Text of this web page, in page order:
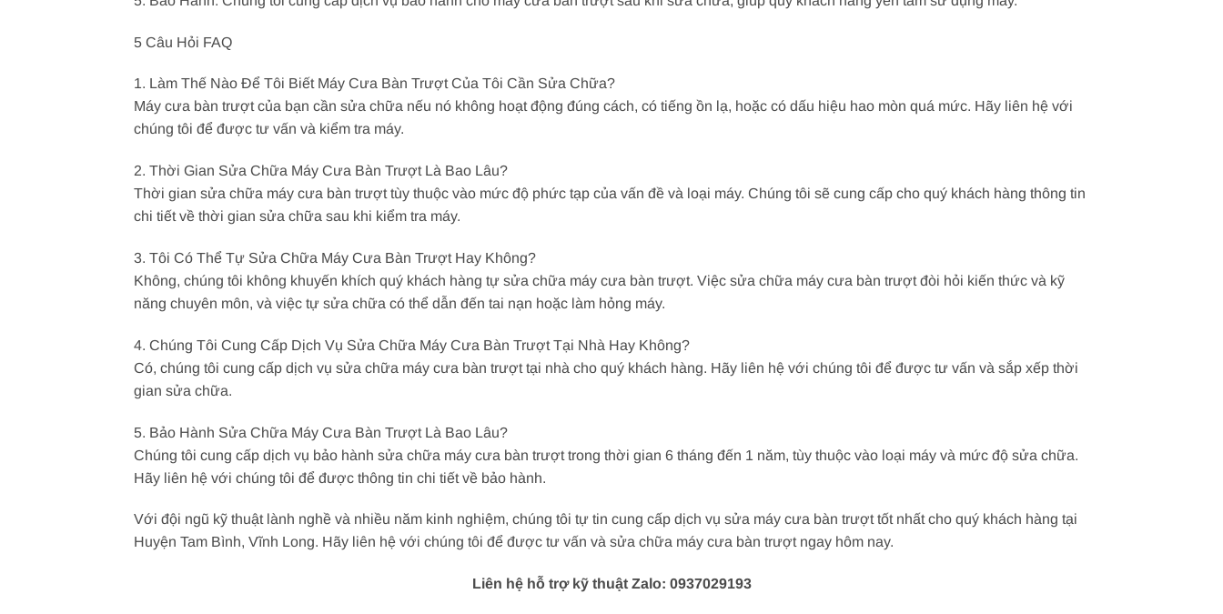
5 Câu Hỏi FAQ
1. Làm Thế Nào Để Tôi Biết Máy Cưa Bàn Trượt Của Tôi Cần Sửa Chữa?
Máy cưa bàn trượt của bạn cần sửa chữa nếu nó không hoạt động đúng cách, có tiếng ồn lạ, hoặc có dấu hiệu hao mòn quá mức. Hãy liên hệ với
chúng tôi để được tư vấn và kiểm tra máy.
2. Thời Gian Sửa Chữa Máy Cưa Bàn Trượt Là Bao Lâu?
Thời gian sửa chữa máy cưa bàn trượt tùy thuộc vào mức độ phức tạp của vấn đề và loại máy. Chúng tôi sẽ cung cấp cho quý khách hàng thông tin
chi tiết về thời gian sửa chữa sau khi kiểm tra máy.
3. Tôi Có Thể Tự Sửa Chữa Máy Cưa Bàn Trượt Hay Không?
Không, chúng tôi không khuyến khích quý khách hàng tự sửa chữa máy cưa bàn trượt. Việc sửa chữa máy cưa bàn trượt đòi hỏi kiến thức và kỹ
năng chuyên môn, và việc tự sửa chữa có thể dẫn đến tai nạn hoặc làm hỏng máy.
4. Chúng Tôi Cung Cấp Dịch Vụ Sửa Chữa Máy Cưa Bàn Trượt Tại Nhà Hay Không?
Có, chúng tôi cung cấp dịch vụ sửa chữa máy cưa bàn trượt tại nhà cho quý khách hàng. Hãy liên hệ với chúng tôi để được tư vấn và sắp xếp thời
gian sửa chữa.
5. Bảo Hành Sửa Chữa Máy Cưa Bàn Trượt Là Bao Lâu?
Chúng tôi cung cấp dịch vụ bảo hành sửa chữa máy cưa bàn trượt trong thời gian 6 tháng đến 1 năm, tùy thuộc vào loại máy và mức độ sửa chữa.
Hãy liên hệ với chúng tôi để được thông tin chi tiết về bảo hành.
Với đội ngũ kỹ thuật lành nghề và nhiều năm kinh nghiệm, chúng tôi tự tin cung cấp dịch vụ sửa máy cưa bàn trượt tốt nhất cho quý khách hàng tại
Huyện Tam Bình, Vĩnh Long. Hãy liên hệ với chúng tôi để được tư vấn và sửa chữa máy cưa bàn trượt ngay hôm nay.
Liên hệ hỗ trợ kỹ thuật Zalo: 0937029193